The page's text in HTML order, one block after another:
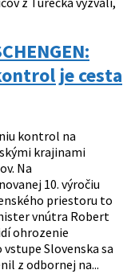
je cesta
kontrol na
krajinami
Na
10. výročiu
priestoru to
vnútra Robert
ohrozenie
Slovenska sa
z odbornej na...